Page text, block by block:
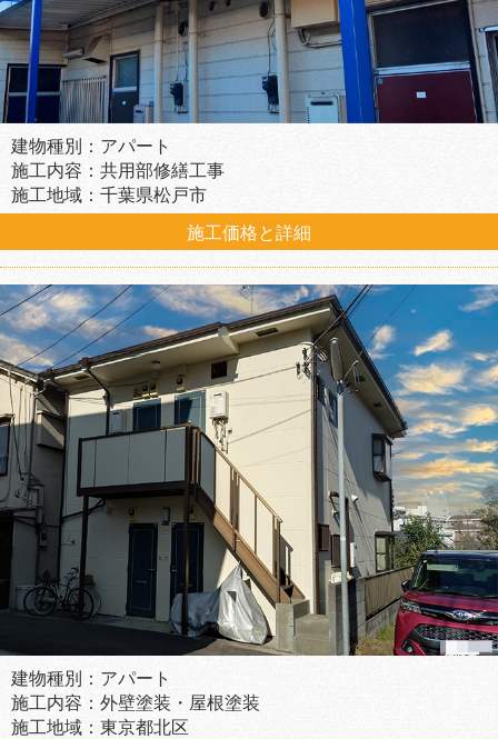
建物種別：アパート
施工内容：共用部修繕工事
施工地域：千葉県松戸市
施工価格と詳細
建物種別：アパート
施工内容：外壁塗装・屋根塗装
施工地域：東京都北区